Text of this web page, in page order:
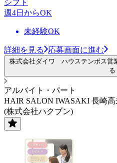
シフト
週4日からOK
未経験OK
詳細を見る 応募画面に進む
株式会社ダイワ ハウステンボス営
る
アルバイト・パート
HAIR SALON IWASAKI 長崎
(株式会社ハクブン)